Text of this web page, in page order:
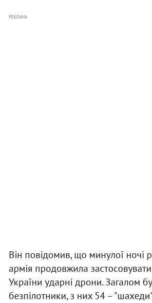
РЕКЛАМА
Він повідомив, що минулої ночі
армія продовжила
України ударні дрони. Загалом
безпілотники, з них 54 –